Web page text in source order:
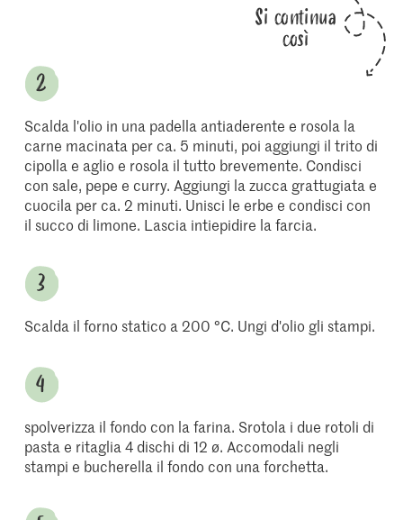
Si continua
così
Scalda l'olio in una padella antiaderente e rosola la
carne macinata per ca. 5 minuti, poi aggiungi il trito di
cipolla e aglio e rosola il tutto brevemente. Condisci
con sale, pepe e curry. Aggiungi la zucca grattugiata e
cuocila per ca. 2 minuti. Unisci le erbe e condisci con
il succo di limone. Lascia intiepidire la farcia.
Scalda il forno statico a 200 °C. Ungi d'olio gli stampi.
spolverizza il fondo con la farina. Srotola i due rotoli di
pasta e ritaglia 4 dischi di 12 ø. Accomodali negli
stampi e bucherella il fondo con una forchetta.